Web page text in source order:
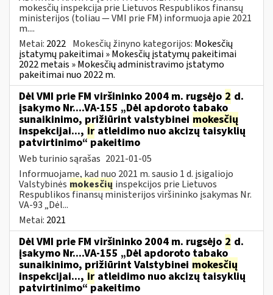
mokesčių inspekcija prie Lietuvos Respublikos finansų
ministerijos (toliau — VMI prie FM) informuoja apie 2021
m....
Metai: 2022 Mokesčių žinyno kategorijos: Mokesčių
įstatymų pakeitimai » Mokesčių įstatymų pakeitimai
2022 metais » Mokesčių administravimo įstatymo
pakeitimai nuo 2022 m.
Dėl VMI prie FM viršininko 2004 m. rugsėjo 2 d.
įsakymo Nr....VA-155 „Dėl apdoroto tabako
sunaikinimo, prižiūrint valstybinei mokesčių
inspekcijai..., ir atleidimo nuo akcizų taisyklių
patvirtinimo“ pakeitimo
Web turinio sąrašas 2021-01-05
Informuojame, kad nuo 2021 m. sausio 1 d. įsigaliojo
Valstybinės mokesčių inspekcijos prie Lietuvos
Respublikos finansų ministerijos viršininko įsakymas Nr.
VA-93 „Dėl...
Metai: 2021
Dėl VMI prie FM viršininko 2004 m. rugsėjo 2 d.
įsakymo Nr....VA-155 „Dėl apdoroto tabako
sunaikinimo, prižiūrint Valstybinei mokesčių
inspekcijai..., ir atleidimo nuo akcizų taisyklių
patvirtinimo“ pakeitimo